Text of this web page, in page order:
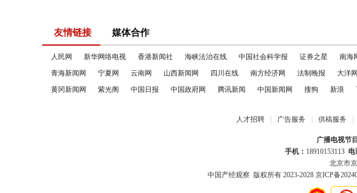
友情链接 媒体合作
人民网 新华网络电视 香港新闻社 海峡法治在线 中国社会科学报 证券之星 南海
青海新闻网
宁夏网 云南网 山西新闻网 四川在线 南方经济网 法制晚报 大洋网
黄冈新闻网
紫光阁 中国日报 中国政府网 腾讯新闻 中国新闻网 搜狗 新浪
人才招聘 广告服务 供稿服务
广播电视节
手机： 18910153113 电
北京市
中国产经观察 版权所有 2023-2028 京ICP备